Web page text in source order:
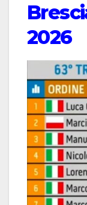
2026